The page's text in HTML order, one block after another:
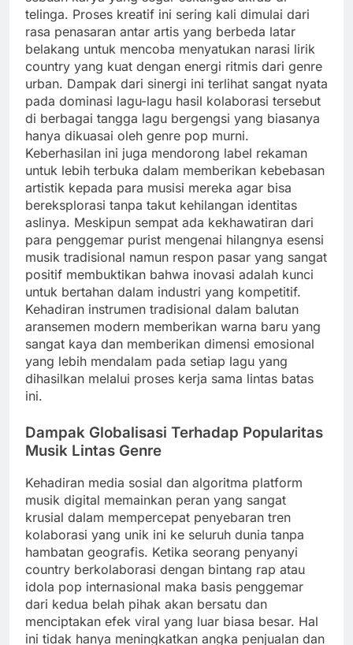
telinga. Proses kreatif ini sering kali dimulai dari
rasa penasaran antar artis yang berbeda latar
belakang untuk mencoba menyatukan narasi lirik
country yang kuat dengan energi ritmis dari genre
urban. Dampak dari sinergi ini terlihat sangat nyata
pada dominasi lagu-lagu hasil kolaborasi tersebut
di berbagai tangga lagu bergengsi yang biasanya
hanya dikuasai oleh genre pop murni.
Keberhasilan ini juga mendorong label rekaman
untuk lebih terbuka dalam memberikan kebebasan
artistik kepada para musisi mereka agar bisa
bereksplorasi tanpa takut kehilangan identitas
aslinya. Meskipun sempat ada kekhawatiran dari
para penggemar purist mengenai hilangnya esensi
musik tradisional namun respon pasar yang sangat
positif membuktikan bahwa inovasi adalah kunci
untuk bertahan dalam industri yang kompetitif.
Kehadiran instrumen tradisional dalam balutan
aransemen modern memberikan warna baru yang
sangat kaya dan memberikan dimensi emosional
yang lebih mendalam pada setiap lagu yang
dihasilkan melalui proses kerja sama lintas batas
ini.
Dampak Globalisasi Terhadap Popularitas
Musik Lintas Genre
Kehadiran media sosial dan algoritma platform
musik digital memainkan peran yang sangat
krusial dalam mempercepat penyebaran tren
kolaborasi yang unik ini ke seluruh dunia tanpa
hambatan geografis. Ketika seorang penyanyi
country berkolaborasi dengan bintang rap atau
idola pop internasional maka basis penggemar
dari kedua belah pihak akan bersatu dan
menciptakan efek viral yang luar biasa besar. Hal
ini tidak hanya meningkatkan angka penjualan dan